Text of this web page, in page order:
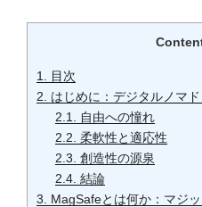
1.
目次
2.
はじめに：デジタルノマ
2.1.
自由への憧れ
2.2. 柔軟性と適応性
2.3. 創造性の源泉
2.4. 結論
3.
MagSafeとは何か：マジ